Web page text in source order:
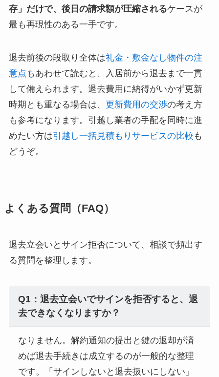
存」だけで、後日の請求額が圧縮されるケースが
最も再現性のある一手です。
退去前後の段取り全体は礼金・敷金なし物件の注
意点 もあわせて読むと、入居前から退去まで一貫
して備えられます。退去費用に納得がいかず更新
時期とも重なる場合は、 更新費用の交渉の考え方
も参考になります。引越し業者の手配を同時に進
めたい方は引越し一括見積もりサービスの比較 も
どうぞ。
よくある質問（FAQ）
退去立会いとサイン拒否について、相談で頻出す
る質問を整理します。
Q1：退去立会いでサインを拒否すると、退
去できなくなりますか？
なりません。解約通知の提出と鍵の返却が済
めば退去手続きは成立するのが一般的な整理
です。「サインしないと退去扱いにしない」